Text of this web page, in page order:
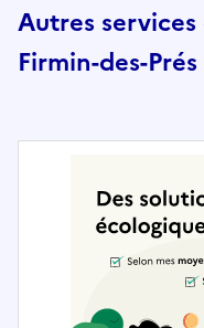
Autres
Firmin-des-Prés